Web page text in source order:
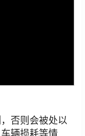
否则会被处以
辆损耗等情